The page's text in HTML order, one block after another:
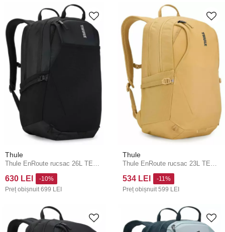
Thule
Thule EnRoute rucsac 26L TEBP5316 - negru
630 LEI
Preț obișnuit 699 LEI
-10%
Thule
Thule EnRoute rucsac 23L TEBP5216 - Pale Yellow
534 LEI
Preț obișnuit 599 LEI
-11%